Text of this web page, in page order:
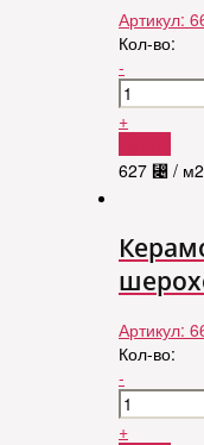
Артикул:
Кол-во:
-
+
627 ⃄ / м2
Артикул:
Кол-во:
-
+